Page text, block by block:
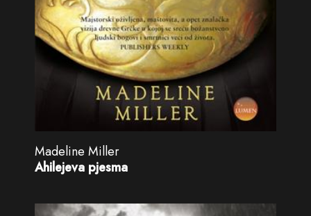
Madeline Miller
Ahilejeva pjesma